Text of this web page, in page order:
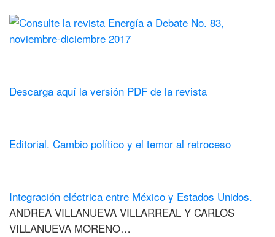
Descarga aquí la versión PDF de la revista
Editorial. Cambio político y el temor al retroceso
Integración eléctrica entre México y Estados Unidos.
ANDREA VILLANUEVA VILLARREAL Y CARLOS
VILLANUEVA MORENO…